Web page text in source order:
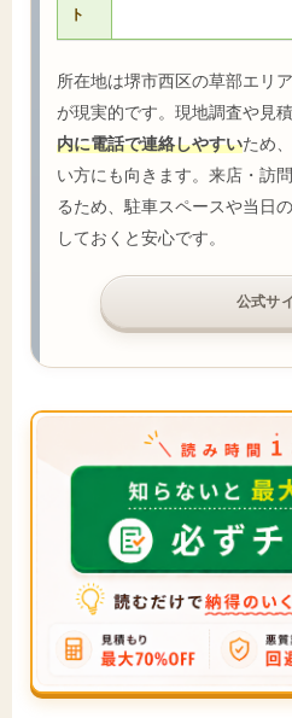
ト
所在地は堺市西区の草部エリ
が現実的です。現地調査や見
内に電話で連絡しやすいため
い方にも向きます。来店・訪
るため、駐車スペースや当日
しておくと安心です。
公式サ